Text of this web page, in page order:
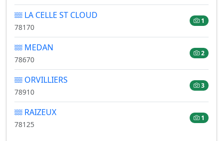
LA CELLE ST CLOUD
78170
1
MEDAN
78670
2
ORVILLIERS
78910
3
RAIZEUX
78125
1